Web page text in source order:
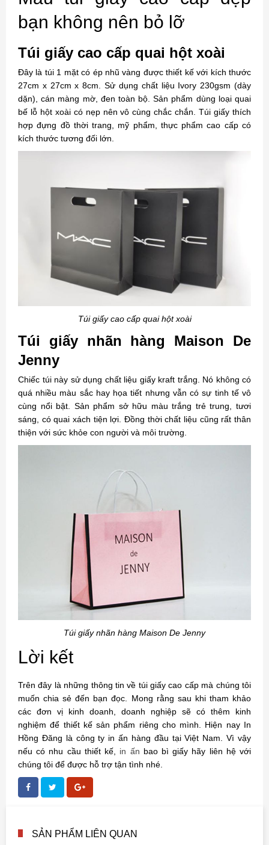
bạn không nên bỏ lỡ
Túi giấy cao cấp quai hột xoài
Đây là túi 1 mặt có ép nhũ vàng được thiết kế với kích thước
27cm x 27cm x 8cm. Sử dụng chất liệu Ivory 230gsm (dày
dặn), cán màng mờ, đen toàn bộ. Sản phẩm dùng loại quai
bế lỗ hột xoài có nẹp nên vô cùng chắc chắn. Túi giấy thích
hợp đựng đồ thời trang, mỹ phẩm, thực phẩm cao cấp có
kích thước tương đối lớn.
Túi giấy cao cấp quai hột xoài
Túi giấy nhãn hàng Maison De
Jenny
Chiếc túi này sử dụng chất liệu giấy kraft trắng. Nó không có
quá nhiều màu sắc hay họa tiết nhưng vẫn có sự tinh tế vô
cùng nổi bật. Sản phẩm sở hữu màu trắng trẻ trung, tươi
sáng, có quai xách tiện lợi. Đồng thời chất liệu cũng rất thân
thiện với sức khỏe con người và môi trường.
Túi giấy nhãn hàng Maison De Jenny
Lời kết
Trên đây là những thông tin về túi giấy cao cấp mà chúng tôi
muốn chia sẻ đến bạn đọc. Mong rằng sau khi tham khảo
các đơn vị kinh doanh, doanh nghiệp sẽ có thêm kinh
nghiệm để thiết kế sản phẩm riêng cho mình. Hiện nay In
Hồng Đăng là công ty in ấn hàng đầu tại Việt Nam. Vì vậy
nếu có nhu cầu thiết kế, in ấn bao bì giấy hãy liên hệ với
chúng tôi để được hỗ trợ tận tình nhé.
SẢN PHẨM LIÊN QUAN